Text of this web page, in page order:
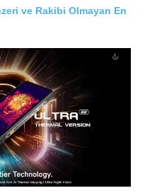
ve Rakibi Olmayan En